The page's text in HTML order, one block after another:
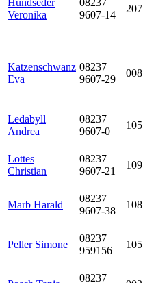
Hundseder
Veronika
08237
9607-14
207
Katzenschwanz
Eva
08237
9607-29
008
Ledabyll
Andrea
08237
9607-0
105
Lottes
Christian
08237
9607-21
109
Marb Harald
08237
9607-38
108
Peller Simone
08237
959156
105
08237